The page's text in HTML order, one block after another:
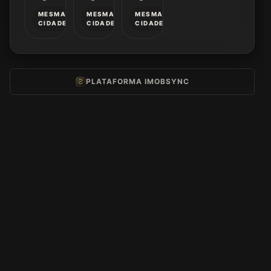
MESMA
CIDADE
MESMA
CIDADE
MESMA
CIDADE
PLATAFORMA IMOBSYNC